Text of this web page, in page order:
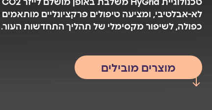
לא-אבלטיבי, ומציעה טיפולים פרקציונליים
כפולה, לשיפור מקסימלי של תהליך התחדשות העור.
מוצרים מובילים